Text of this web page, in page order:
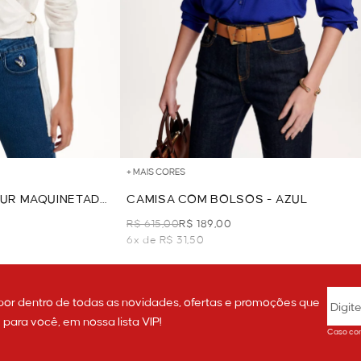
MAQUINETADO
+ MAIS CORES
CAMISA COM BOLSOS - AZUL
R$ 615,00R$ 189,00
6x de R$ 31,50
dentro de todas as novidades, ofertas e promoções que
você, em nossa lista VIP!
Caso